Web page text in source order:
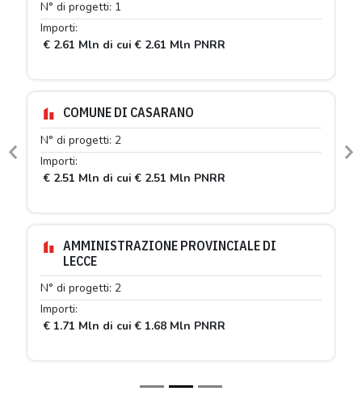
N° di progetti: 1
Importi:
€ 2.61 Mln di cui € 2.61 Mln PNRR
COMUNE DI CASARANO
N° di progetti: 2
Importi:
€ 2.51 Mln di cui € 2.51 Mln PNRR
AMMINISTRAZIONE PROVINCIALE DI
LECCE
N° di progetti: 2
Importi:
€ 1.71 Mln di cui € 1.68 Mln PNRR
Previous